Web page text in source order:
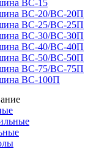
ВС-15
ВС-20/ВС-20П
ВС-25/ВС-25П
ВС-30/ВС-30П
ВС-40/ВС-40П
ВС-50/ВС-50П
ВС-75/ВС-75П
ВС-100П